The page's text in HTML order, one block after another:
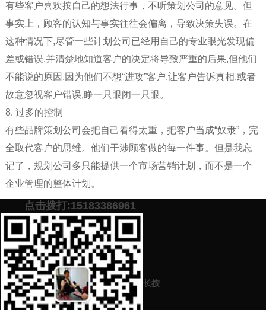
有些客户喜欢按自己的想法行事，不听策划公司的意见。但
事实上，顾客的认知与事实往往会偏离，导致决策失误。在
这种情况下,尽管一些计划公司已经用自己的专业眼光发现偏
差或错误,并清楚地知道客户的决定将导致严重的后果,但他们
不能说的原因,因为他们不想“进攻”客户,让客户告诉真相,或者
故意忽视客户错误,睁一只眼闭一只眼。
8. 过多的控制
有些品牌策划公司会把自己看得太重，把客户当成“奴隶”，完
全取代客户的思维。他们干涉顾客做的每一件事。但是我忘
记了，规划公司多只能提供一个市场营销计划，而不是一个
企业管理的整体计划。
预约营销老师 添加微信号：
案！
上一篇：如何通过品牌策划打开市场，建立声誉？集团和各大企业怎
么推销自己的品牌？
点击拨打:15183386961
长按